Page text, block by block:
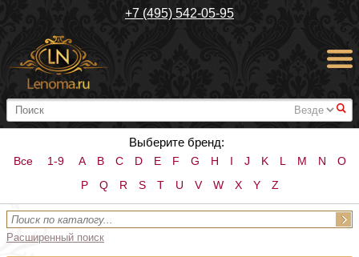
+7 (495) 542-05-95
#
Выберите бренд:
Все 1-9 A B C D E F G H I J K L M N
O
P
Q R S T U V W X Y Z
Расширенный поиск